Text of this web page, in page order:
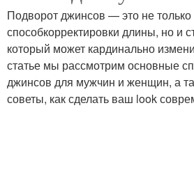
Подворот джинсов — это не только
способкорректировки длины, но и
который может кардинально
статье мы рассмотрим основные
джинсов для мужчин и женщин, а
советы, как сделать ваш look